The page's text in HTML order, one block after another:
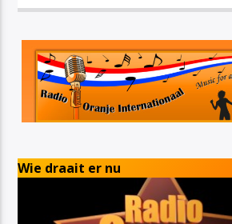
Wie draait er nu